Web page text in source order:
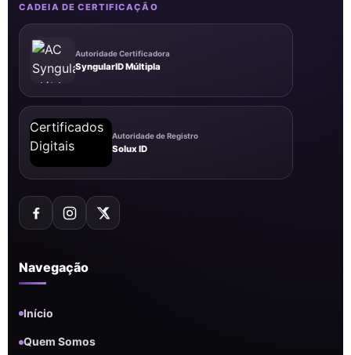
CADEIA DE CERTIFICAÇÃO
Autoridade Certificadora
SyngularID Múltipla
Autoridade de Registro
Solux ID
Navegação
Início
Quem Somos